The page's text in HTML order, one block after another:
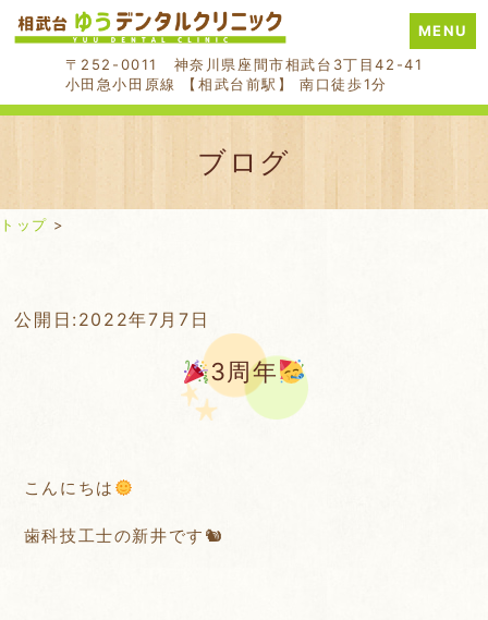
〒252-0011 神奈川県座間市相武台3丁目42-41
小田急小田原線 【相武台前駅】 南口徒歩1分
MENU
ブログ
トップ >
to
content
公開日:2022年7月7日
3周年
こんにちは
歯科技工士の新井です🐿